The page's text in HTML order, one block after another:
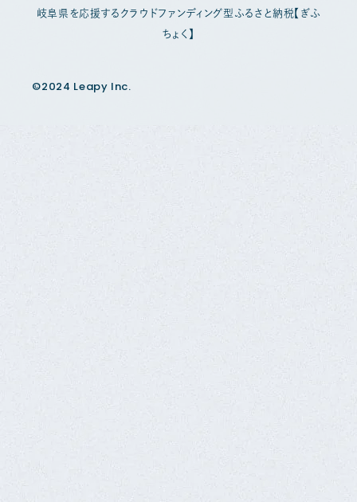
岐阜県を応援するクラウドファンディング型ふるさと納税【ぎふ
ちょく】
©2024 Leapy Inc.